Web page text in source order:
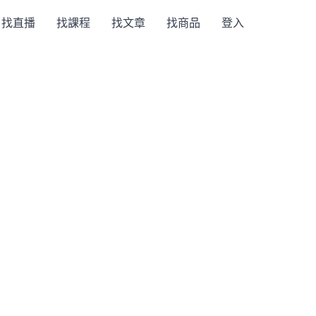
找直播 找課程 找文章 找商品 登入